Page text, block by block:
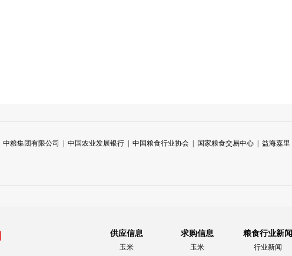
中粮集团有限公司 中国农业发展银行 中国粮食行业协会 国家粮食交易中心 益海嘉里
供应信息
玉米
求购信息
玉米
粮食行业新闻
行业新闻